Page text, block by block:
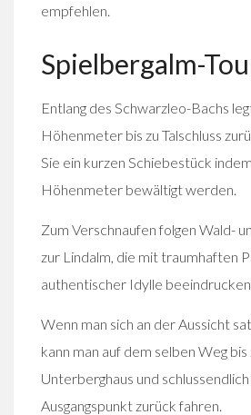
empfehlen.
Spielbergalm-
Entlang des Schwarzleo-Bachs
Höhenmeter bis zu Talschluss
Sie ein kurzen Schiebestück
Höhenmeter bewältigt werden.
Zum Verschnaufen folgen Wald-
zur Lindalm, die mit traumhaften
authentischer Idylle beeindrucken
Wenn man sich an der Aussicht
kann man auf dem selben Weg bis
Unterberghaus und schlussendlich
Ausgangspunkt zurück fahren.